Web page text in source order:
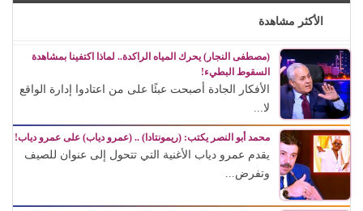
الأكثر مشاهدة
(مصطفى النجار) يحرك المياه الراكدة.. لماذا اكتفينا بمشاهدة
السقوط البطيء!
الأفكار الجادة أصبحت عبئًا على من اعتادوا إدارة الواقع
لا...
محمد أبو النصر يكتب: (ريمونتادا) .. (عمرو دياب) على عمرو دياب!
يقدم عمرو دياب الأغنية التي تتحول إلى عنوان للصيف
وتفرض...